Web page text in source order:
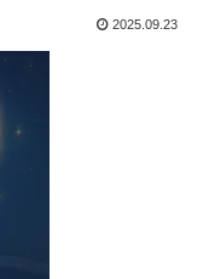
2025.09.23